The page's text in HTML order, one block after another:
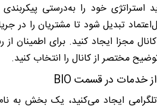
استراتژی خود را به‌درستی
تبدیل شود تا مشتریان را
تلگرامی، شما می‌توانید تا 8 کانال مجزا ایجاد
مختصر از کانال را انتخاب کنید.
BIO
ایجاد می‌کنید، یک بخش به